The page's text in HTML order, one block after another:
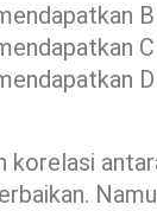
B
C
D